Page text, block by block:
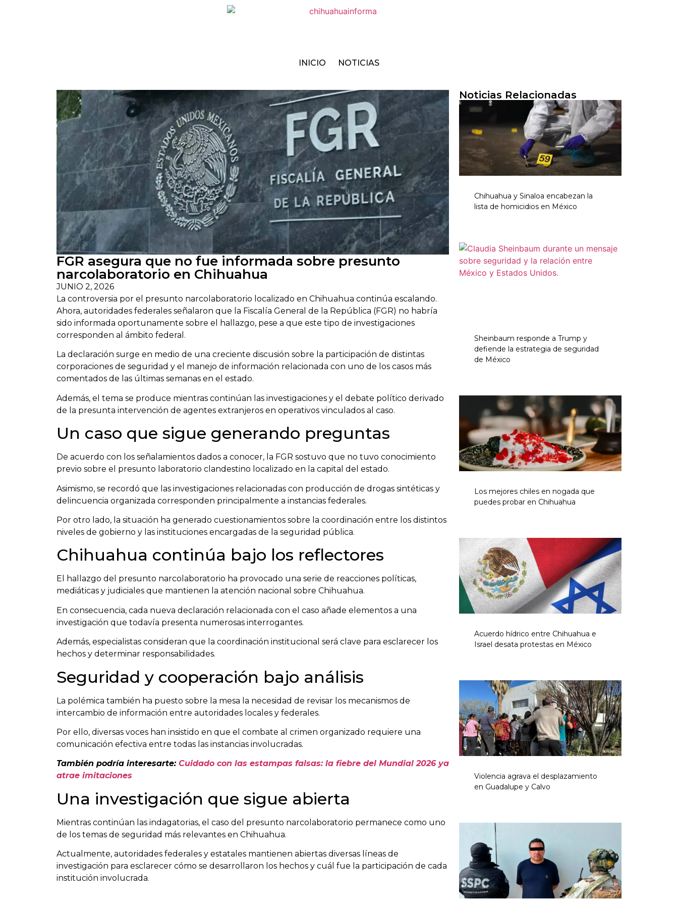
INICIO NOTICIAS
FGR asegura que no fue informada sobre presunto
narcolaboratorio en Chihuahua
JUNIO 2, 2026
La controversia por el presunto narcolaboratorio localizado en Chihuahua continúa escalando.
Ahora, autoridades federales señalaron que la Fiscalía General de la República (FGR) no habría
sido informada oportunamente sobre el hallazgo, pese a que este tipo de investigaciones
corresponden al ámbito federal.
La declaración surge en medio de una creciente discusión sobre la participación de distintas
corporaciones de seguridad y el manejo de información relacionada con uno de los casos más
comentados de las últimas semanas en el estado.
Además, el tema se produce mientras continúan las investigaciones y el debate político derivado
de la presunta intervención de agentes extranjeros en operativos vinculados al caso.
Un caso que sigue generando preguntas
De acuerdo con los señalamientos dados a conocer, la FGR sostuvo que no tuvo conocimiento
previo sobre el presunto laboratorio clandestino localizado en la capital del estado.
Asimismo, se recordó que las investigaciones relacionadas con producción de drogas sintéticas y
delincuencia organizada corresponden principalmente a instancias federales.
Por otro lado, la situación ha generado cuestionamientos sobre la coordinación entre los distintos
niveles de gobierno y las instituciones encargadas de la seguridad pública.
Chihuahua continúa bajo los reflectores
El hallazgo del presunto narcolaboratorio ha provocado una serie de reacciones políticas,
mediáticas y judiciales que mantienen la atención nacional sobre Chihuahua.
En consecuencia, cada nueva declaración relacionada con el caso añade elementos a una
investigación que todavía presenta numerosas interrogantes.
Además, especialistas consideran que la coordinación institucional será clave para esclarecer los
hechos y determinar responsabilidades.
Seguridad y cooperación bajo análisis
La polémica también ha puesto sobre la mesa la necesidad de revisar los mecanismos de
intercambio de información entre autoridades locales y federales.
Por ello, diversas voces han insistido en que el combate al crimen organizado requiere una
comunicación efectiva entre todas las instancias involucradas.
También podría interesarte: Cuidado con las estampas falsas: la fiebre del Mundial 2026 ya
atrae imitaciones
Una investigación que sigue abierta
Mientras continúan las indagatorias, el caso del presunto narcolaboratorio permanece como uno
de los temas de seguridad más relevantes en Chihuahua.
Actualmente, autoridades federales y estatales mantienen abiertas diversas líneas de
investigación para esclarecer cómo se desarrollaron los hechos y cuál fue la participación de cada
institución involucrada.
Noticias Relacionadas
Chihuahua y Sinaloa encabezan la
lista de homicidios en México
Sheinbaum responde a Trump y
defiende la estrategia de seguridad
de México
Los mejores chiles en nogada que
puedes probar en Chihuahua
Acuerdo hídrico entre Chihuahua e
Israel desata protestas en México
Violencia agrava el desplazamiento
en Guadalupe y Calvo